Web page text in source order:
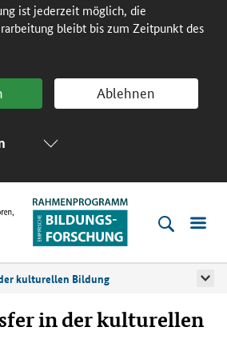
ist jederzeit möglich, die
bleibt bis zum Zeitpunkt des
Ablehnen
Empirische
Bildungsforschung
kulturellen Bildung
in der kulturellen